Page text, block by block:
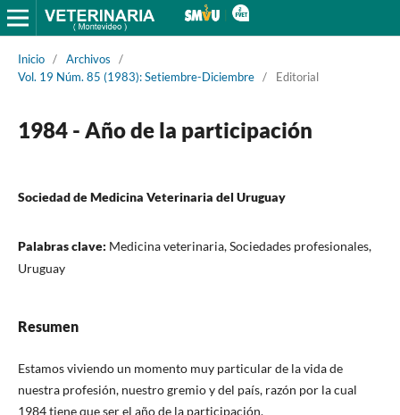
Inicio / Archivos
/
Vol. 19 Núm. 85 (1983): Setiembre-Diciembre / Editorial
1984 - Año de la participación
Sociedad de Medicina Veterinaria del Uruguay
Palabras clave: Medicina veterinaria, Sociedades profesionales,
Uruguay
Resumen
Estamos viviendo un momento muy particular de la vida de
nuestra profesión, nuestro gremio y del país, razón por la cual
1984 tiene que ser el año de la participación.